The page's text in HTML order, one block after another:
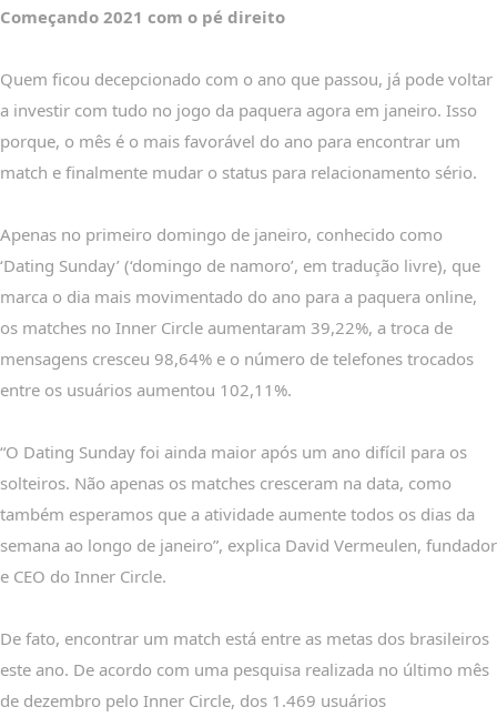
Começando 2021 com o pé direito
Quem ficou decepcionado com o ano que passou, já pode voltar
a investir com tudo no jogo da paquera agora em janeiro. Isso
porque, o mês é o mais favorável do ano para encontrar um
match e finalmente mudar o status para relacionamento sério.
Apenas no primeiro domingo de janeiro, conhecido como
‘Dating Sunday’ (‘domingo de namoro’, em tradução livre), que
marca o dia mais movimentado do ano para a paquera online,
os matches no Inner Circle aumentaram 39,22%, a troca de
mensagens cresceu 98,64% e o número de telefones trocados
entre os usuários aumentou 102,11%.
“O Dating Sunday foi ainda maior após um ano difícil para os
solteiros. Não apenas os matches cresceram na data, como
também esperamos que a atividade aumente todos os dias da
semana ao longo de janeiro”, explica David Vermeulen, fundador
e CEO do Inner Circle.
De fato, encontrar um match está entre as metas dos brasileiros
este ano. De acordo com uma pesquisa realizada no último mês
de dezembro pelo Inner Circle, dos 1.469 usuários